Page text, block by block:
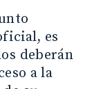
es
deberán
a la